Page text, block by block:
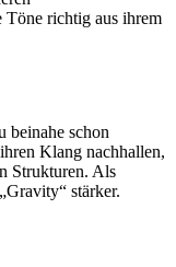
Töne richtig aus ihrem
beinahe schon
Klang nachhallen,
Strukturen. Als
stärker.